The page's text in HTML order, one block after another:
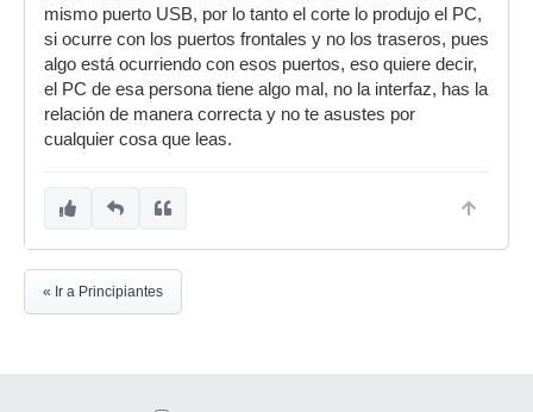
mismo puerto USB, por lo tanto el corte lo produjo el PC,
si ocurre con los puertos frontales y no los traseros, pues
algo está ocurriendo con esos puertos, eso quiere decir,
el PC de esa persona tiene algo mal, no la interfaz, has la
relación de manera correcta y no te asustes por
cualquier cosa que leas.
« Ir a Principiantes